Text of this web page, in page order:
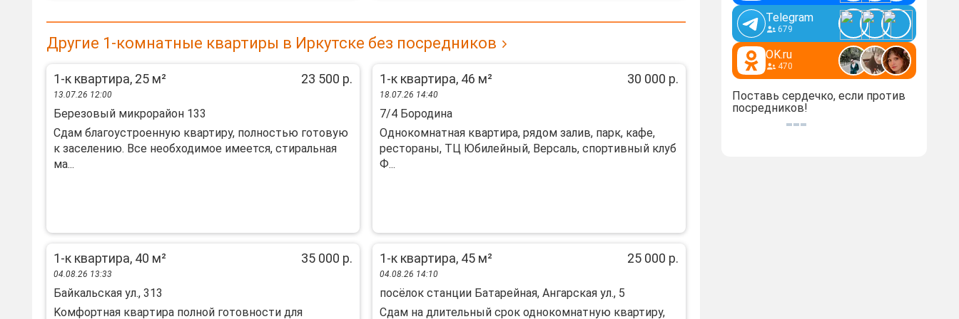
Другие 1-комнатные квартиры в Иркутске без посредников
1-к квартира, 25 м² 23 500 р.
13.07.26 12:00
Березовый микрорайон 133
Сдам благоустроенную квартиру, полностью готовую
к заселению. Все необходимое имеется, стиральная
ма...
1-к квартира, 46 м² 30 000 р.
18.07.26 14:40
7/4 Бородина
Однокомнатная квартира, рядом залив, парк, кафе,
рестораны, ТЦ Юбилейный, Версаль, спортивный клуб
Ф...
1-к квартира, 40 м² 35 000 р.
04.08.26 13:33
Байкальская ул., 313
Koмфoртная квapтира полной готoвноcти для
1-к квартира, 45 м² 25 000 р.
04.08.26 14:10
посёлок станции Батарейная, Ангарская ул., 5
Сдам на длительный срок однокомнатную квартиру,
Telegram
679
OK.ru
470
Поставь сердечко, если против
посредников!